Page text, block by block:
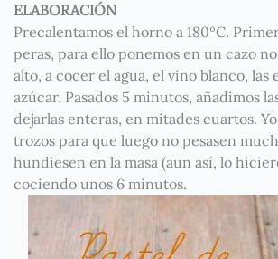
ELABORACIÓN
Precalentamos el horno a 180ºC.
peras, para ello ponemos en un cazo
alto, a cocer el agua, el vino blanco, las
azúcar. Pasados 5 minutos, añadimos
dejarlas enteras, en mitades cuartos.
trozos para que luego no pesasen
hundiesen en la masa (aun así, lo
cociendo unos 6 minutos.